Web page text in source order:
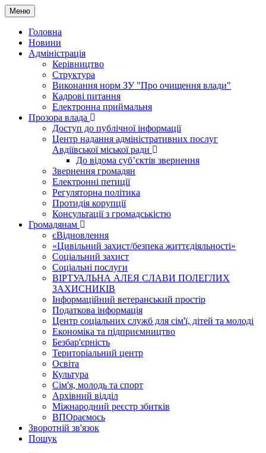
Меню
Головна
Новини
Адміністрація
Керівництво
Структура
Виконання норм ЗУ "Про очищення влади"
Кадрові питання
Електронна приймальня
Прозора влада
Доступ до публічної інформації
Центр надання адміністративних послуг
Авдіївської міської ради
До відома суб’єктів звернення
Звернення громадян
Електронні петиції
Регуляторна політика
Протидія корупції
Консультації з громадськістю
Громадянам
єВідновлення
«Цивільний захист/безпека життєдіяльності»
Соціальний захист
Соціальні послуги
ВІРТУАЛЬНА АЛЕЯ СЛАВИ ПОЛЕГЛИХ
ЗАХИСНИКІВ
Інформаційний ветеранський простір
Податкова інформація
Центр соціальних служб для сім'ї, дітей та молоді
Економіка та підприємництво
Безбар'єрність
Територіальний центр
Освіта
Культура
Сім'я, молодь та спорт
Архівний відділ
Міжнародний реєстр збитків
ВПОраємось
Зворотній зв'язок
Пошук